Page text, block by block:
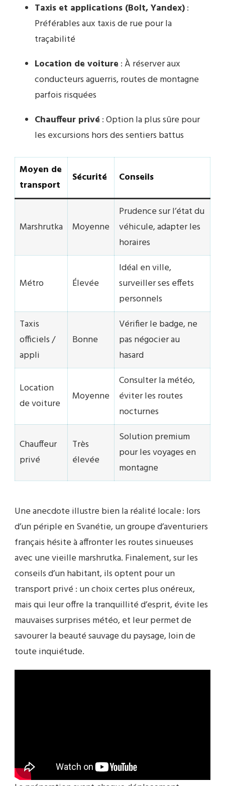
Taxis et applications (Bolt, Yandex):
Préférables aux taxis de rue pour la
traçabilité
Location de voiture : À réserver aux
conducteurs aguerris, routes de montagne
parfois risquées
Chauffeur privé : Option la plus sûre pour
les excursions hors des sentiers battus
Moyen de
transport
Sécurité Conseils
Marshrutka Moyenne
Prudence sur l’état du
véhicule, adapter les
horaires
Métro Élevée
Idéal en ville,
surveiller ses effets
personnels
Taxis
officiels /
appli
Bonne
Vérifier le badge, ne
pas négocier au
hasard
Location
de voiture
Moyenne
Consulter la météo,
éviter les routes
nocturnes
Chauffeur
privé
Très
élevée
Solution premium
pour les voyages en
montagne
Une anecdote illustre bien la réalité locale : lors
d’un périple en Svanétie, un groupe d’aventuriers
français hésite à affronter les routes sinueuses
avec une vieille marshrutka. Finalement, sur les
conseils d’un habitant, ils optent pour un
transport privé : un choix certes plus onéreux,
mais qui leur offre la tranquillité d’esprit, évite les
mauvaises surprises météo, et leur permet de
savourer la beauté sauvage du paysage, loin de
toute inquiétude.